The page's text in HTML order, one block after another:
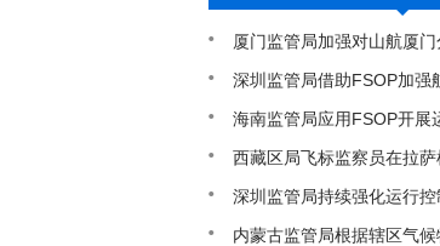
厦门监管局加强对山航厦
深圳监管局借助FSOP加强
海南监管局应用FSOP开展
西藏区局飞标监察员在拉
深圳监管局持续强化运行
内蒙古监管局根据辖区气